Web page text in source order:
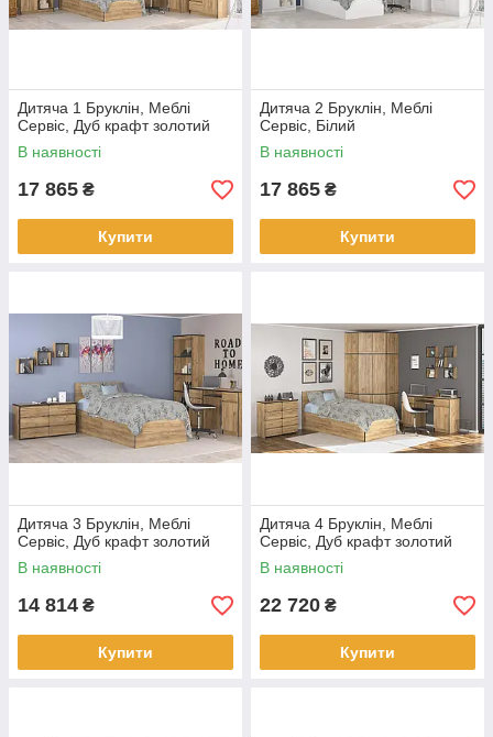
Дитяча 1 Бруклін, Меблі
Сервіс, Дуб крафт золотий
В наявності
17 865 ₴
Купити
Дитяча 2 Бруклін, Меблі
Сервіс, Білий
В наявності
17 865 ₴
Купити
Дитяча 3 Бруклін, Меблі
Сервіс, Дуб крафт золотий
В наявності
14 814 ₴
Купити
Дитяча 4 Бруклін, Меблі
Сервіс, Дуб крафт золотий
В наявності
22 720 ₴
Купити